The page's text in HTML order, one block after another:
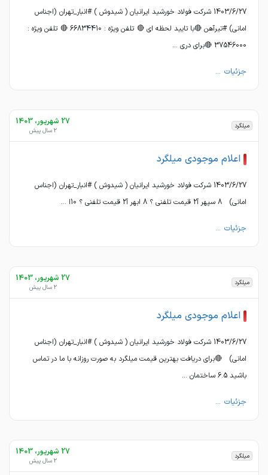
1403/6/27 شرکت فولاد خورشید ایرانیان ( شیدوش ) #انبار_تهران (اجناس
امانی) #تیرآهن 🔴با تایید لحظه ای 🔴 تلفن ویژه : 66834410 🔴 تلفن ویژه :
37546000 🔴برای دری ...
جزئیات ...
میلگرد 27 شهریور، 1403
2 سال پیش
اعلام موجودی میلگرد
1403/6/27 شرکت فولاد خورشید ایرانیان ( شیدوش ) #انبار_تهران (اجناس
امانی) 8 سپهر آ2 قیمت تلفنی ؟ 8 ابهر آ2 قیمت تلفنی ؟ 10ا ...
جزئیات ...
میلگرد 27 شهریور، 1403
2 سال پیش
اعلام موجودی میلگرد
1403/6/27 شرکت فولاد خورشید ایرانیان ( شیدوش ) #انبار_تهران (اجناس
امانی) 🔴برای دریافت بهترین قیمت میلگرد به صورت روزانه با ما در تماس
باشید 6.5 ساختمان ...
جزئیات ...
میلگرد 27 شهریور، 1403
2 سال پیش